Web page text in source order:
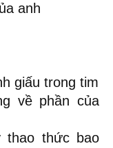
anh
giấu trong tim
về phần của
thao thức bao